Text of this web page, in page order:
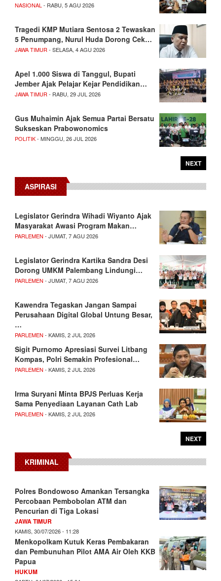
NASIONAL - RABU, 5 AGU 2026
Tragedi KMP Mutiara Sentosa 2 Tewaskan
5 Penumpang, Nurul Huda Dorong Cek…
JAWA TIMUR - SELASA, 4 AGU 2026
Apel 1.000 Siswa di Tanggul, Bupati
Jember Ajak Pelajar Kejar Pendidikan…
JAWA TIMUR - RABU, 29 JUL 2026
Gus Muhaimin Ajak Semua Partai Bersatu
Sukseskan Prabowonomics
POLITIK- MINGGU, 26 JUL 2026
NEXT
ASPIRASI
Legislator Gerindra Wihadi Wiyanto Ajak
Masyarakat Awasi Program Makan…
PARLEMEN - JUMAT, 7 AGU 2026
Legislator Gerindra Kartika Sandra Desi
Dorong UMKM Palembang Lindungi…
PARLEMEN - JUMAT, 7 AGU 2026
Kawendra Tegaskan Jangan Sampai
Perusahaan Digital Global Untung Besar,
…
PARLEMEN - KAMIS, 2 JUL 2026
Sigit Purnomo Apresiasi Survei Litbang
Kompas, Polri Semakin Profesional…
PARLEMEN - KAMIS, 2 JUL 2026
Irma Suryani Minta BPJS Perluas Kerja
Sama Penyediaan Layanan Cath Lab
PARLEMEN - KAMIS, 2 JUL 2026
NEXT
KRIMINAL
Polres Bondowoso Amankan Tersangka
Percobaan Pembobolan ATM dan
Pencurian di Tiga Lokasi
JAWA TIMUR
KAMIS, 30/07/2026 - 11:28
Menkopolkam Kutuk Keras Pembakaran
dan Pembunuhan Pilot AMA Air Oleh KKB
Papua
HUKUM